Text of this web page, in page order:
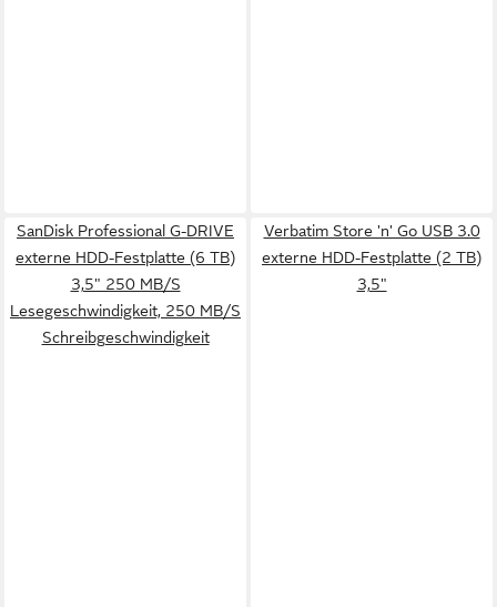
SanDisk Professional G-DRIVE
externe HDD-Festplatte (6 TB)
3,5" 250 MB/S
Lesegeschwindigkeit, 250 MB/S
Schreibgeschwindigkeit
Verbatim Store 'n' Go USB 3.0
externe HDD-Festplatte (2 TB)
3,5"